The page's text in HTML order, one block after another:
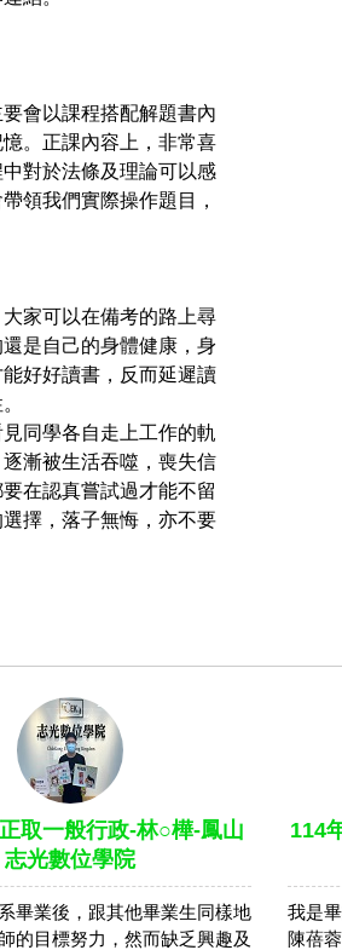
會以課程搭配解題書內
。正課內容上，非常喜
對於法條及理論可以感
領我們實際操作題目，
家可以在備考的路上尋
是自己的身體健康，身
好好讀書，反而延遲讀
同學各自走上工作的軌
漸被生活吞噬，喪失信
在認真嘗試過才能不留
擇，落子無悔，亦不要
取一般行政-林○樺-鳳山
志光數位學院
畢業後，跟其他畢業生同樣地
的目標努力，然而缺乏興趣及
114
我是
陳蓓